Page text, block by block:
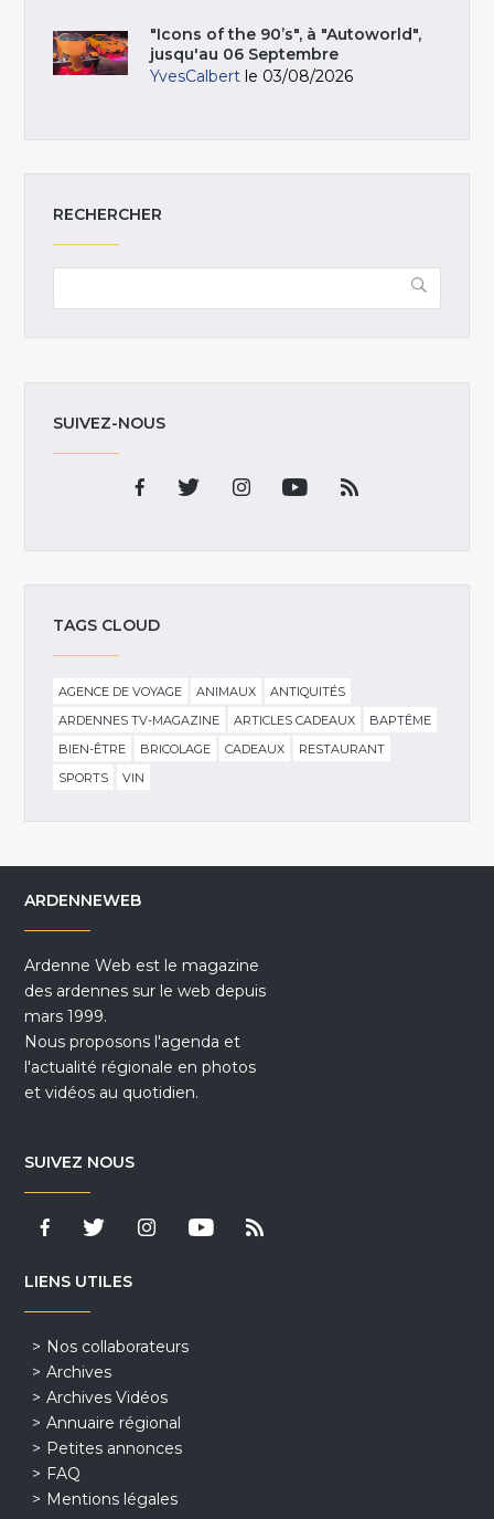
"Icons of the 90’s", à "Autoworld",
jusqu'au 06 Septembre
YvesCalbert le 03/08/2026
RECHERCHER
SUIVEZ-NOUS
TAGS CLOUD
AGENCE DE VOYAGE ANIMAUX
ANTIQUITÉS
ARDENNES TV-MAGAZINE
ARTICLES CADEAUX
BAPTÊME
BIEN-ÊTRE
BRICOLAGE CADEAUX
RESTAURANT
SPORTS
VIN
ARDENNEWEB
Ardenne Web est le magazine
des ardennes sur le web depuis
mars 1999.
Nous proposons l'agenda et
l'actualité régionale en photos
et vidéos au quotidien.
SUIVEZ NOUS
LIENS UTILES
Nos collaborateurs
Archives
Archives Vidéos
Annuaire régional
Petites annonces
FAQ
Mentions légales